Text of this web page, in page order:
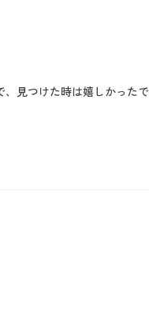
見つけた時は嬉しかったで